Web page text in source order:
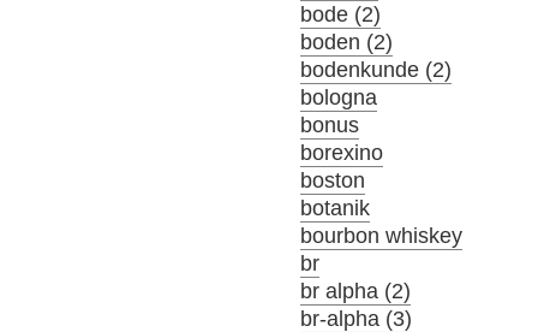
bode (2)
boden (2)
bodenkunde (2)
bologna
bonus
borexino
boston
botanik
bourbon whiskey
br
br alpha (2)
br-alpha (3)